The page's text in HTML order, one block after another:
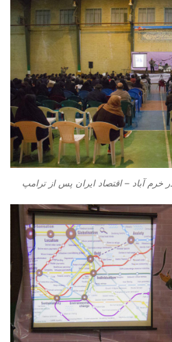
آباد – اقتصاد ایران پس از ترامپ